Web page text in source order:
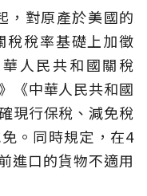
，對原產於美國的
稅稅率基礎上加徵
人民共和國關稅
《中華人民共和國
現行保稅、減免稅
。同時規定，在4
進口的貨物不適用